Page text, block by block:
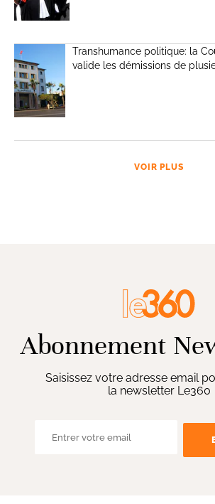
Transhumance politique: la
valide les démissions de
VOIR PLUS
Abonnement
Saisissez votre adresse email
la newsletter Le360